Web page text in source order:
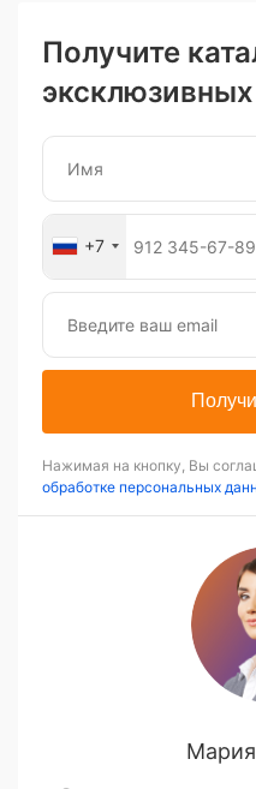
Получите
+7
Нажимая на кнопку, Вы
обработке персональных